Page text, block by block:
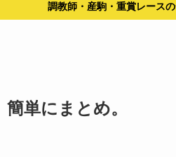
調教師・産駒・重賞レース
単にまとめ。